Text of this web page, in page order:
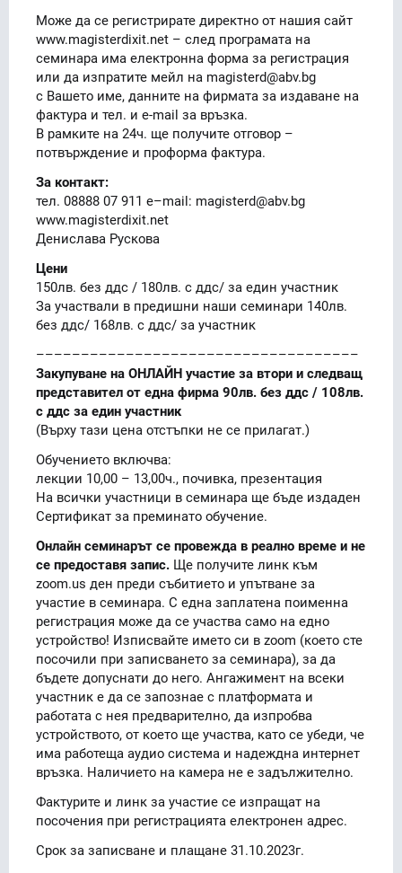
Може да се регистрирате директно от нашия сайт
www.magisterdixit.net – след програмата на
семинара има електронна форма за регистрация
или да изпратите мейл на magisterd@abv.bg
с Вашето име, данните на фирмата за издаване на
фактура и тел. и e-mail за връзка.
В рамките на 24ч. ще получите отговор –
потвърждение и проформа фактура.
За контакт:
тел. 08888 07 911 е–mail: magisterd@abv.bg
www.magisterdixit.net
Денислава Рускова
Цени
150лв. без ддс / 180лв. с ддс/ за един участник
За участвали в предишни наши семинари 140лв.
без ддс/ 168лв. с ддс/ за участник
––––––––––––––––––––––––––––––––––––
Закупуване на ОНЛАЙН участие за втори и следващ
представител от една фирма 90лв. без ддс / 108лв.
с ддс за един участник
(Върху тази цена отстъпки не се прилагат.)
Обучението включва:
лекции 10,00 – 13,00ч., почивка, презентация
На всички участници в семинара ще бъде издаден
Сертификат за преминато обучение.
Онлайн семинарът се провежда в реално време и не
се предоставя запис. Ще получите линк към
zoom.us ден преди събитието и упътване за
участие в семинара. С една заплатена поименна
регистрация може да се участва само на едно
устройство! Изписвайте името си в zoom (което сте
посочили при записването за семинара), за да
бъдете допуснати до него. Ангажимент на всеки
участник е да се запознае с платформата и
работата с нея предварително, да изпробва
устройството, от което ще участва, като се убеди, че
има работеща аудио система и надеждна интернет
връзка. Наличието на камера не е задължително.
Фактурите и линк за участие се изпращат на
посочения при регистрацията електронен адрес.
Срок за записване и плащане 31.10.2023г.